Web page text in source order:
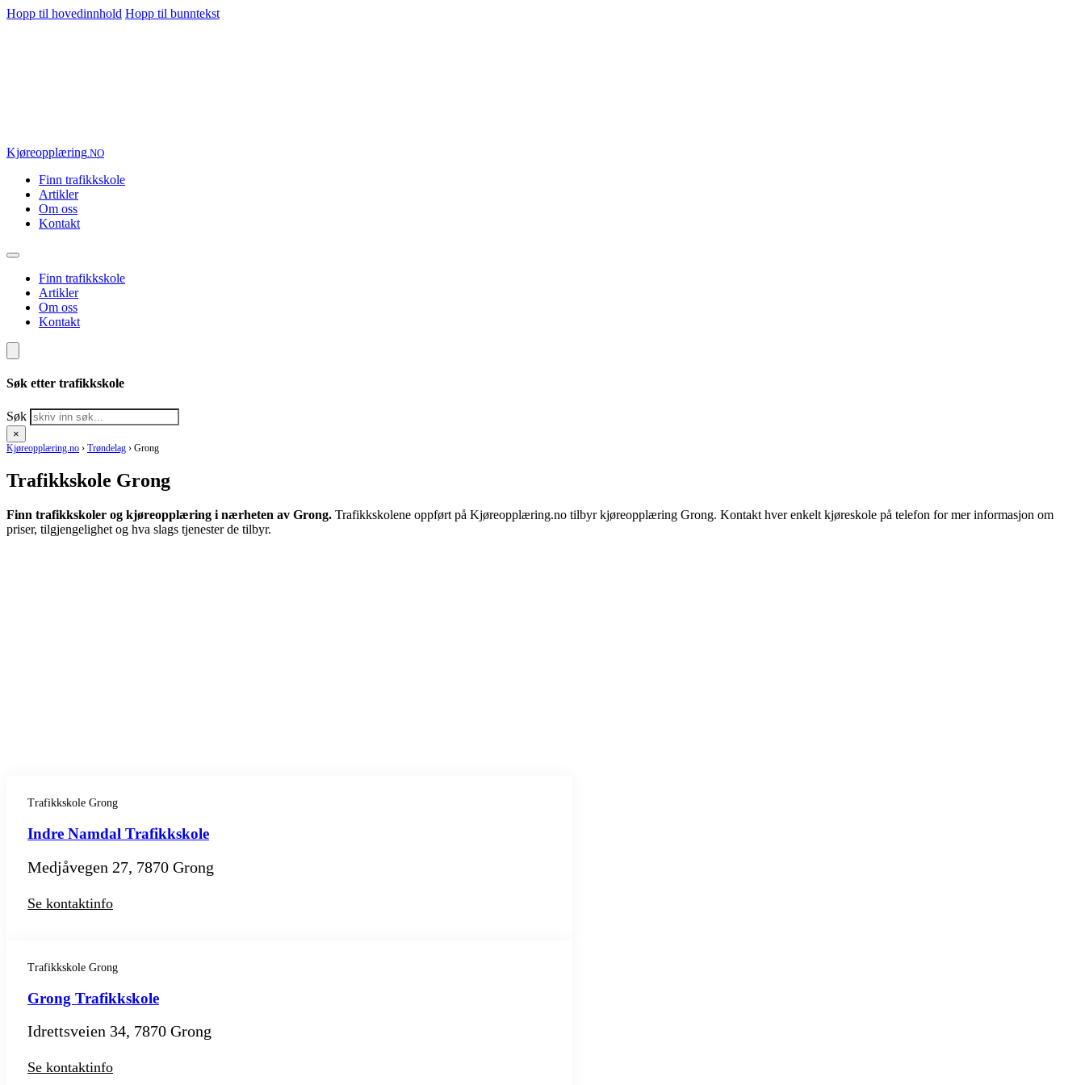
Hopp til hovedinnhold Hopp til bunntekst
Kjøreopplæring.NO
Finn trafikkskole
Artikler
Om oss
Kontakt
Finn trafikkskole
Artikler
Om oss
Kontakt
Søk etter trafikkskole
Søk
×
Kjøreopplæring.no › Trøndelag › Grong
Trafikkskole Grong
Finn trafikkskoler og kjøreopplæring i nærheten av Grong. Trafikkskolene oppført på Kjøreopplæring.no tilbyr kjøreopplæring Grong. Kontakt hver enkelt kjøreskole på telefon for mer informasjon om
priser, tilgjengelighet og hva slags tjenester de tilbyr.
Trafikkskole Grong
Indre Namdal Trafikkskole
Medjåvegen 27, 7870 Grong
Se kontaktinfo
Trafikkskole Grong
Grong Trafikkskole
Idrettsveien 34, 7870 Grong
Se kontaktinfo